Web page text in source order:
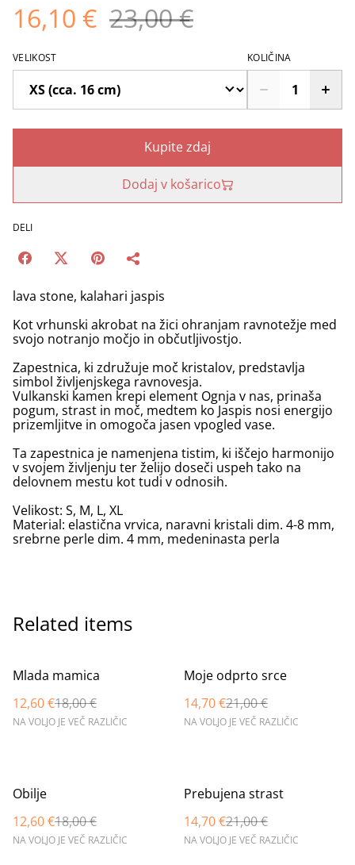
16,10 € 23,00 €
VELIKOST KOLIČINA
Kupite zdaj
Dodaj v košarico
DELI
lava stone, kalahari jaspis
Kot vrhunski akrobat na žici ohranjam ravnotežje med
svojo notranjo močjo in občutljivostjo.
Zapestnica, ki združuje moč kristalov, predstavlja
simbol življenjskega ravnovesja.
Vulkanski kamen krepi element Ognja v nas, prinaša
pogum, strast in moč, medtem ko Jaspis nosi energijo
prizemljitve in omogoča jasen vpogled vase.
Ta zapestnica je namenjena tistim, ki iščejo harmonijo
v svojem življenju ter želijo doseči uspeh tako na
delovnem mestu kot tudi v odnosih.
Velikost: S, M, L, XL
Material: elastična vrvica, naravni kristali dim. 4-8 mm,
srebrne perle dim. 4 mm, medeninasta perla
Related items
%
Mlada mamica
12,60 €18,00 €
NA VOLJO JE VEČ RAZLIČIC
%
Moje odprto srce
14,70 €21,00 €
NA VOLJO JE VEČ RAZLIČIC
%
Obilje
12,60 €18,00 €
NA VOLJO JE VEČ RAZLIČIC
%
Prebujena strast
14,70 €21,00 €
NA VOLJO JE VEČ RAZLIČIC